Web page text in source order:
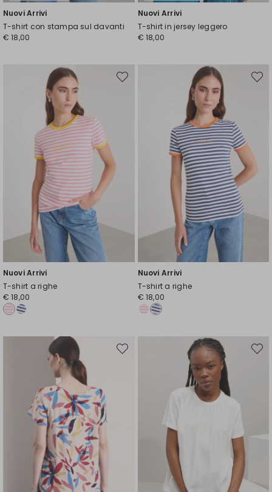
Nuovi Arrivi
T-shirt con stampa sul davanti
€ 18,00
Nuovi Arrivi
T-shirt in jersey leggero
€ 18,00
Nuovi Arrivi
T-shirt a righe
€ 18,00
Sposta
Nuovi Arrivi
T-shirt a righe
€ 18,00
Sposta